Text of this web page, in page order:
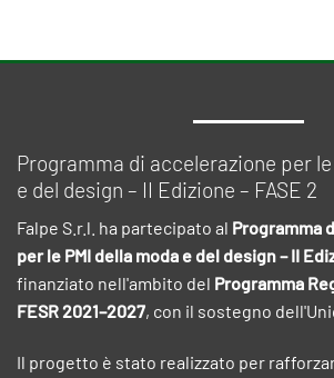
Programma di accelerazione per
e del design – II Edizione – FASE 2
Falpe S.r.l. ha partecipato al Programma
per le PMI della moda e del design – II
finanziato nell'ambito del Programma
FESR 2021–2027, con il sostegno
Il progetto è stato realizzato per